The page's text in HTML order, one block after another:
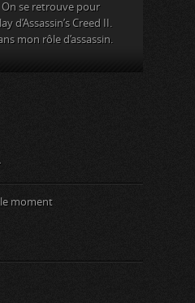
se retrouve pour
d’Assassin’s Creed II.
mon rôle d’assassin.
moment